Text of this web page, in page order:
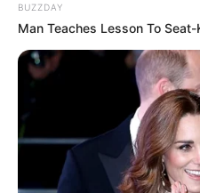
BUZZDAY
Man Teaches Lesson To